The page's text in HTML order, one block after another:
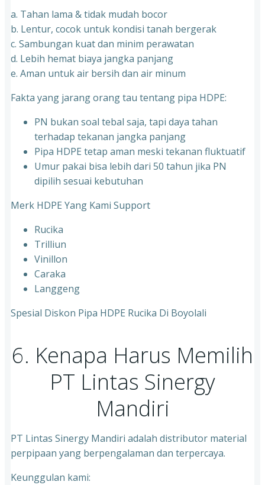
a. Tahan lama & tidak mudah bocor
b. Lentur, cocok untuk kondisi tanah bergerak
c. Sambungan kuat dan minim perawatan
d. Lebih hemat biaya jangka panjang
e. Aman untuk air bersih dan air minum
Fakta yang jarang orang tau tentang pipa HDPE:
PN bukan soal tebal saja, tapi daya tahan
terhadap tekanan jangka panjang
Pipa HDPE tetap aman meski tekanan fluktuatif
Umur pakai bisa lebih dari 50 tahun jika PN
dipilih sesuai kebutuhan
Merk HDPE Yang Kami Support
Rucika
Trilliun
Vinillon
Caraka
Langgeng
Spesial Diskon Pipa HDPE Rucika Di Boyolali
6. Kenapa Harus Memilih
PT Lintas Sinergy
Mandiri
PT Lintas Sinergy Mandiri adalah distributor material
perpipaan yang berpengalaman dan terpercaya.
Keunggulan kami: